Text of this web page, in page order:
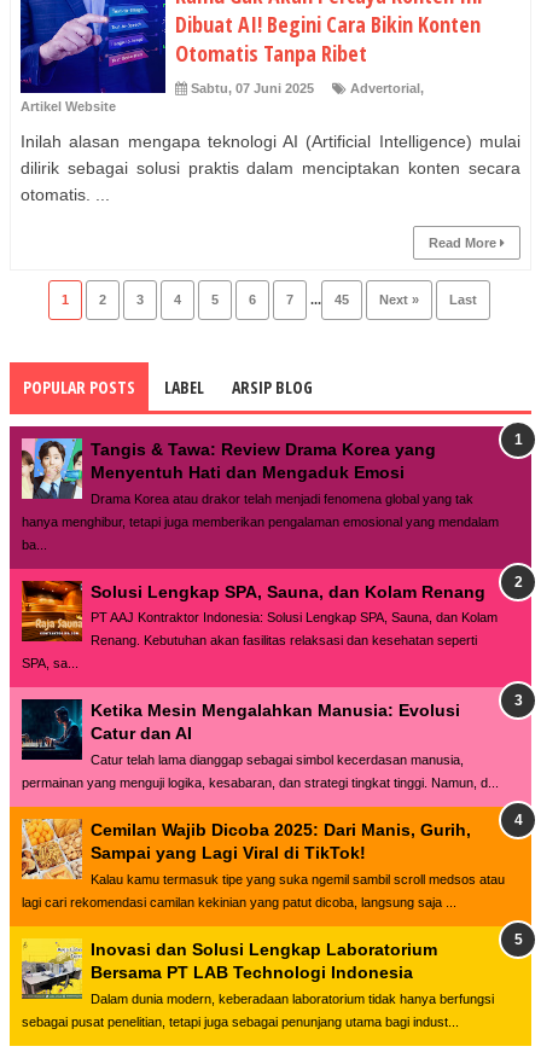
Dibuat AI! Begini Cara Bikin Konten
Otomatis Tanpa Ribet
Sabtu, 07 Juni 2025 Advertorial,
Artikel Website
Inilah alasan mengapa teknologi AI (Artificial Intelligence) mulai
dilirik sebagai solusi praktis dalam menciptakan konten secara
otomatis. ...
Read More
1 2 3 4 5 6 7 ... 45 Next » Last
POPULAR POSTS LABEL ARSIP BLOG
Tangis & Tawa: Review Drama Korea yang
Menyentuh Hati dan Mengaduk Emosi
Drama Korea atau drakor telah menjadi fenomena global yang tak
hanya menghibur, tetapi juga memberikan pengalaman emosional yang mendalam
ba...
Solusi Lengkap SPA, Sauna, dan Kolam Renang
PT AAJ Kontraktor Indonesia: Solusi Lengkap SPA, Sauna, dan Kolam
Renang. Kebutuhan akan fasilitas relaksasi dan kesehatan seperti
SPA, sa...
Ketika Mesin Mengalahkan Manusia: Evolusi
Catur dan AI
Catur telah lama dianggap sebagai simbol kecerdasan manusia,
permainan yang menguji logika, kesabaran, dan strategi tingkat tinggi. Namun, d...
Cemilan Wajib Dicoba 2025: Dari Manis, Gurih,
Sampai yang Lagi Viral di TikTok!
Kalau kamu termasuk tipe yang suka ngemil sambil scroll medsos atau
lagi cari rekomendasi camilan kekinian yang patut dicoba, langsung saja ...
Inovasi dan Solusi Lengkap Laboratorium
Bersama PT LAB Technologi Indonesia
Dalam dunia modern, keberadaan laboratorium tidak hanya berfungsi
sebagai pusat penelitian, tetapi juga sebagai penunjang utama bagi indust...